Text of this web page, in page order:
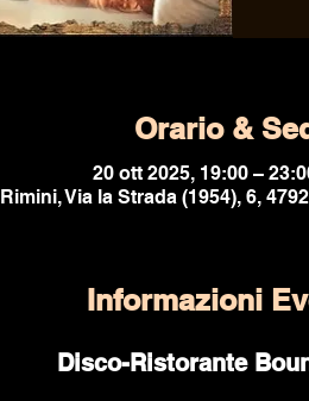
Orario &
20 ott 2025, 19:00 –
Rimini, Via la Strada (1954), 6,
Informazioni
Disco-Ristorante